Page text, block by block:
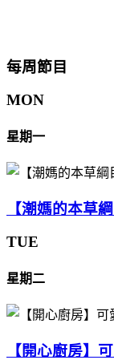
每周節目
MON
星期一
【潮媽的本草
TUE
星期二
【開心廚房】